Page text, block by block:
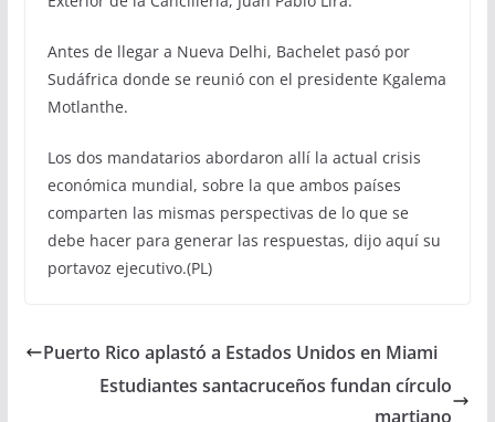
Antes de llegar a Nueva Delhi, Bachelet pasó por
Sudáfrica donde se reunió con el presidente Kgalema
Motlanthe.
Los dos mandatarios abordaron allí la actual crisis
económica mundial, sobre la que ambos países
comparten las mismas perspectivas de lo que se
debe hacer para generar las respuestas, dijo aquí su
portavoz ejecutivo.(PL)
Puerto Rico aplastó a Estados Unidos en Miami
Estudiantes santacruceños fundan círculo
martiano